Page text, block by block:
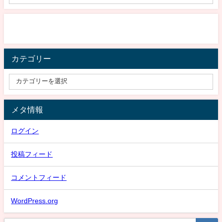
カテゴリー
メタ情報
ログイン
投稿フィード
コメントフィード
WordPress.org